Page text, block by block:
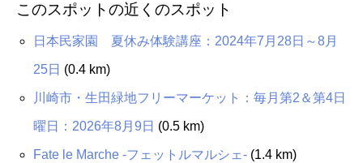
このスポットの近くのスポット
日本民家園 夏休み体験講座：2024年7月28日～8月
25日 (0.4 km)
川崎市・生田緑地フリーマーケット：毎月第2＆第4日
曜日：2026年8月9日 (0.5 km)
Fate le Marche -フェットルマルシェ-(1.4 km)